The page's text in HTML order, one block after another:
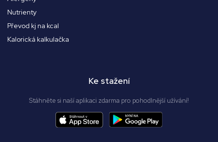
Nutrienty
Převod kj na kcal
Kalorická kalkulačka
Ke stažení
Stáhněte si naší aplikaci zdarma pro pohodlnější užívání!